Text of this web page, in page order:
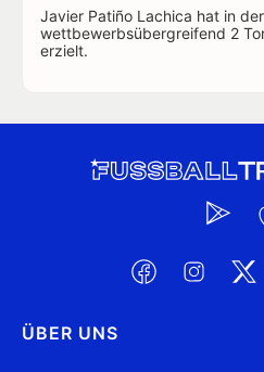
Javier Patiño Lachica hat in
wettbewerbsübergreifend 2
erzielt.
ÜBER UNS